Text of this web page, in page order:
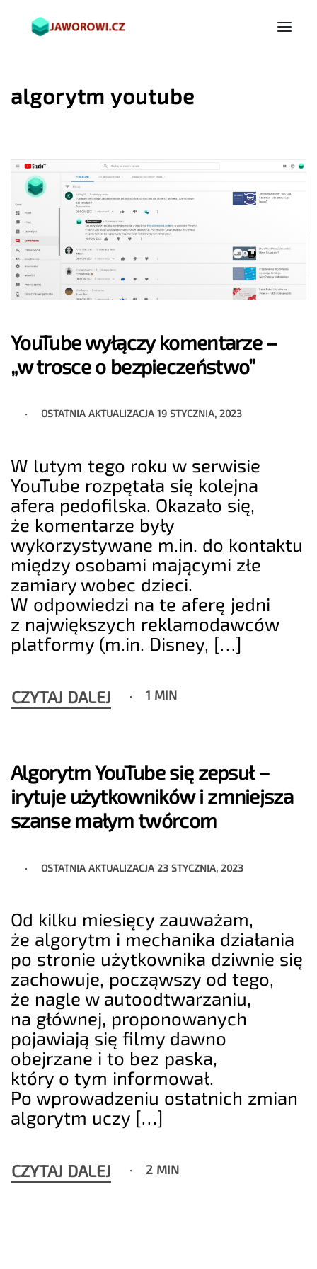
algorytm youtube
YouTube wyłączy komentarze –
„w trosce o bezpieczeństwo”
OSTATNIA AKTUALIZACJA19 STYCZNIA, 2023
W lutym tego roku w serwisie
YouTube rozpętała się kolejna
afera pedofilska. Okazało się,
że komentarze były
wykorzystywane m.in. do kontaktu
między osobami mającymi złe
zamiary wobec dzieci.
W odpowiedzi na te aferę jedni
z największych reklamodawców
platformy (m.in. Disney, […]
CZYTAJ DALEJ 1 MIN
Algorytm YouTube się zepsuł –
irytuje użytkowników i zmniejsza
szanse małym twórcom
OSTATNIA AKTUALIZACJA 23 STYCZNIA, 2023
Od kilku miesięcy zauważam,
że algorytm i mechanika działania
po stronie użytkownika dziwnie się
zachowuje, począwszy od tego,
że nagle w autoodtwarzaniu,
na głównej, proponowanych
pojawiają się filmy dawno
obejrzane i to bez paska,
który o tym informował.
Po wprowadzeniu ostatnich zmian
algorytm uczy […]
CZYTAJ DALEJ 2 MIN